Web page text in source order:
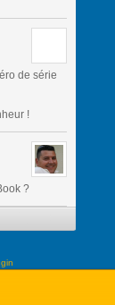
de série
!
?